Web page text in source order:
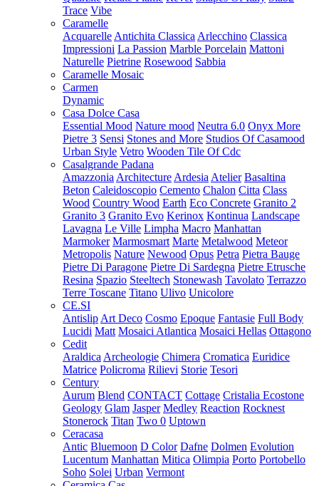
Trace Vibe
Caramelle
Acquarelle Antichita Classica Arlecchino Classica
Impressioni La Passion Marble Porcelain Mattoni
Naturelle Pietrine Rosewood Sabbia
Caramelle Mosaic
Carmen
Dynamic
Casa Dolce Casa
Essential Mood Nature mood Neutra 6.0 Onyx More
Pietre 3 Sensi Stones and More Studios Of Casamood
Urban Style Vetro Wooden Tile Of Cdc
Casalgrande Padana
Amazzonia Architecture Ardesia Atelier Basaltina
Beton Caleidoscopio Cemento Chalon Citta Class
Wood Country Wood Earth Eco Concrete Granito 2
Granito 3 Granito Evo Kerinox Kontinua Landscape
Lavagna Le Ville Limpha Macro Manhattan
Marmoker Marmosmart Marte Metalwood Meteor
Metropolis Nature Newood Opus Petra Pietra Bauge
Pietre Di Paragone Pietre Di Sardegna Pietre Etrusche
Resina Spazio Steeltech Stonewash Tavolato Terrazzo
Terre Toscane Titano Ulivo Unicolore
CE.SI
Antislip Art Deco Cosmo Epoque Fantasie Full Body
Lucidi Matt Mosaici Atlantica Mosaici Hellas Ottagono
Cedit
Araldica Archeologie Chimera Cromatica Euridice
Matrice Policroma Rilievi Storie Tesori
Century
Aurum Blend CONTACT Cottage Cristalia Ecostone
Geology Glam Jasper Medley Reaction Rocknest
Stonerock Titan Two 0 Uptown
Ceracasa
Antic Bluemoon D Color Dafne Dolmen Evolution
Lucentum Manhattan Mitica Olimpia Porto Portobello
Soho Solei Urban Vermont